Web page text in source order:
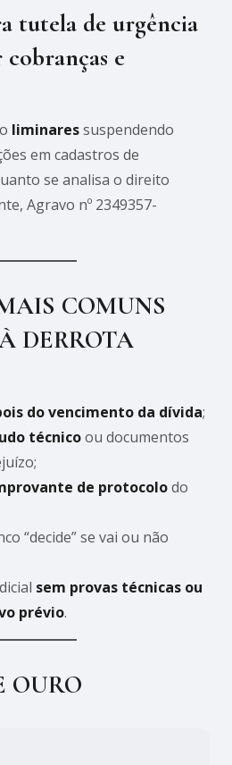
tutela de urgência
cobranças e
liminaressuspendendo
em cadastros de
se analisa o direito
Agravo nº 2349357-
COMUNS
DERROTA
do vencimento da dívida;
técnicoou documentos
de protocolodo
“decide” se vai ou não
sem provas técnicas ou
prévio.
OURO